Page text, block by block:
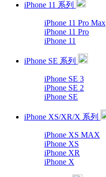
iPhone 11 系列
iPhone 11 Pro Max
iPhone 11 Pro
iPhone 11
iPhone SE 系列
iPhone SE 3
iPhone SE 2
iPhone SE
iPhone XS/XR/X 系列
iPhone XS MAX
iPhone XS
iPhone XR
iPhone X